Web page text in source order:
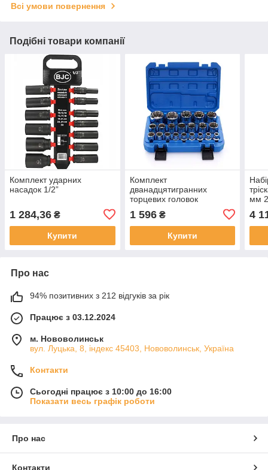
Всі умови повернення
Подібні товари компанії
Комплект ударних
насадок 1/2”
1 284,36 ₴
Купити
Комплект
дванадцятигранних
торцевих головок
1 596₴
Купити
мм
4
Про нас
94% позитивних з 212 відгуків за рік
Працює з 03.12.2024
м. Нововолинськ
вул. Луцька, 8, індекс 45403, Нововолинськ, Україна
Контакти
Сьогодні працює з 10:00 до 16:00
Показати весь графік роботи
Про нас
Контакти